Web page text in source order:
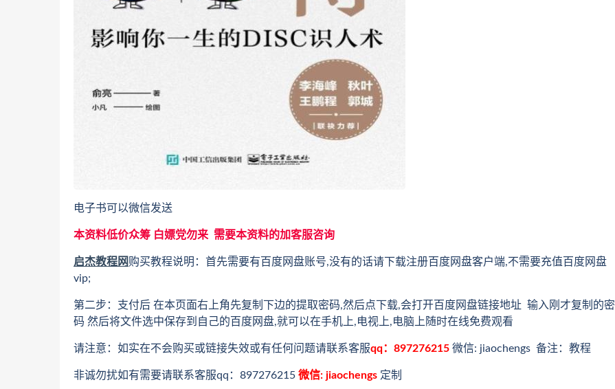
电子书可以微信发送
本资料低价众筹 白嫖党勿来 需要本资料的加客服咨询
启杰教程网购买教程说明：首先需要有百度网盘账号,没有的话请下载注册百度网盘客户端,不需要充值百度网盘
vip;
第二步：支付后 在本页面右上角先复制下边的提取密码,然后点下载,会打开百度网盘链接地址 输入刚才复制的密
码 然后将文件选中保存到自己的百度网盘,就可以在手机上,电视上,电脑上随时在线免费观看
请注意：如实在不会购买或链接失效或有任何问题请联系客服qq：897276215 微信: jiaochengs 备注：教程
非诚勿扰如有需要请联系客服qq：897276215 微信: jiaochengs 定制